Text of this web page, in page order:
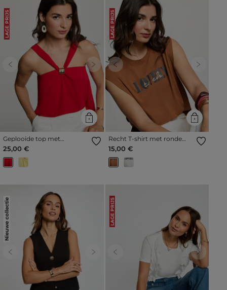
LAGE PRIJS
Previous Next
Geplooide top met
opstaande kraag rood
vrouw
25,00 €
LAGE PRIJS
Previous Next
Recht T-shirt met ronde
hals camel vrouw
15,00 €
Nieuwe collectie
Previous Next
LAGE PRIJS
Previous Next